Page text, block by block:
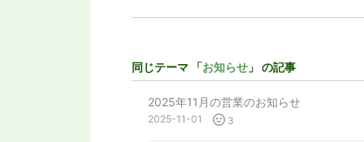
同じテーマ 「お知らせ 」 の記事
2025年11月の営業のお知らせ
2025-11-01 3